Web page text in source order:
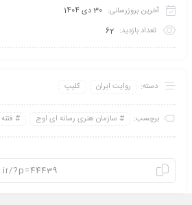
آخرین بروزرسانی: 30 دی 1404
تعداد بازدید: 62
دسته: روایت ایران کلیپ
برچسب: سازمان هنری رسانه ای اوج فتنه